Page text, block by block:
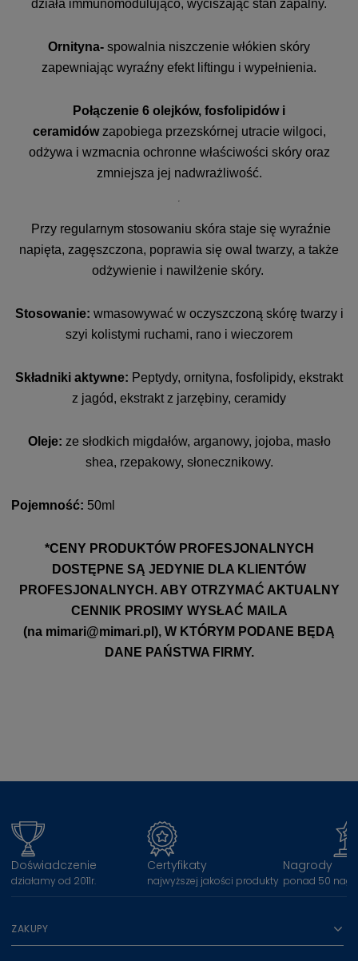
działa immunomodulująco, wyciszając stan zapalny.
Ornityna- spowalnia niszczenie włókien skóry
zapewniając wyraźny efekt liftingu i wypełnienia.
Połączenie 6 olejków, fosfolipidów i
ceramidówzapobiega przezskórnej utracie wilgoci,
odżywa i wzmacnia ochronne właściwości skóry oraz
zmniejsza jej nadwrażliwość.
Przy regularnym stosowaniu skóra staje się wyraźnie
napięta, zagęszczona, poprawia się owal twarzy, a także
odżywienie i nawilżenie skóry.
Stosowanie: wmasowywać w oczyszczoną skórę twarzy i
szyi kolistymi ruchami, rano i wieczorem
Składniki aktywne: Peptydy, ornityna, fosfolipidy, ekstrakt
z jagód, ekstrakt z jarzębiny, ceramidy
Oleje: ze słodkich migdałów, arganowy, jojoba, masło
shea, rzepakowy, słonecznikowy.
Pojemność: 50ml
*CENY PRODUKTÓW PROFESJONALNYCH
DOSTĘPNE SĄ JEDYNIE DLA KLIENTÓW
PROFESJONALNYCH. ABY OTRZYMAĆ AKTUALNY
CENNIK PROSIMY WYSŁAĆ MAILA
(na mimari@mimari.pl ), W KTÓRYM PODANE BĘDĄ
DANE PAŃSTWA FIRMY.
Doświadczenie
działamy od 2011r.
Certyfikaty
najwyższej jakości produkty
Nagrody
ponad 50
ZAKUPY